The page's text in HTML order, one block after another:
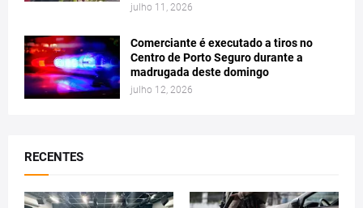
julho 11, 2026
Comerciante é executado a tiros no
Centro de Porto Seguro durante a
madrugada deste domingo
julho 12, 2026
RECENTES